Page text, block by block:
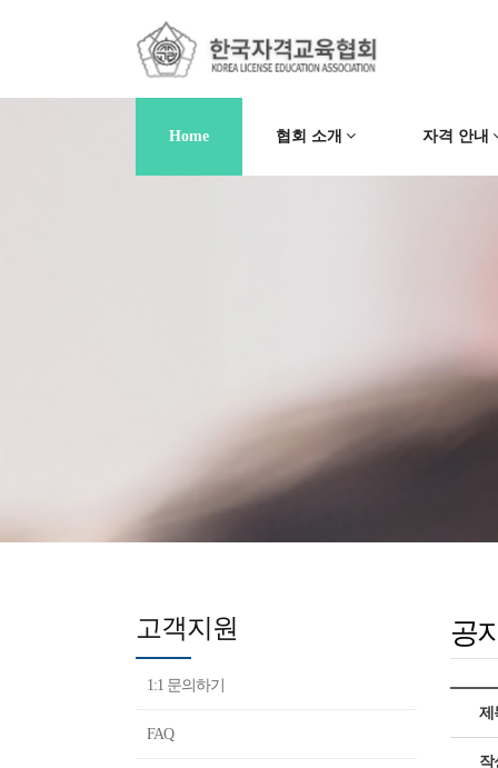
Home 협회 소개 자격 안내
공
제
작
고객지원
1:1 문의하기
FAQ